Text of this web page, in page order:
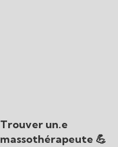
Trouver un.e
massothérapeute 💪